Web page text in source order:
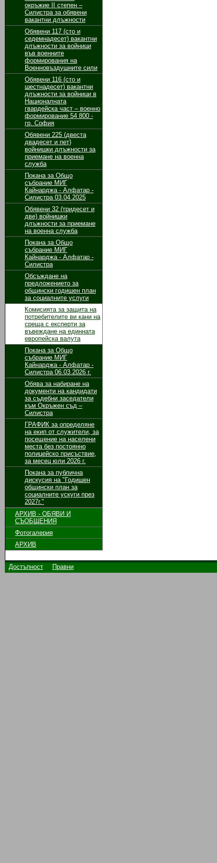
окръжие II степен –
Силистра за обявени
вакантни длъжности
Обявени 117 (сто и
седемнадесет) вакантни
длъжности за войници
във военните
формирования на
Военновъздушните сили
Обявени 116 (сто и
шестнадесет) вакантни
длъжности за войници в
Националната
гвардейска част – военно
формирование 54 800 -
гр. София
Обявени 225 (двеста
двадесет и пет)
войнишки длъжности за
приемане на военна
служба
Покана за Общо
събрание МИГ
Кайнарджа - Алфатар -
Силистра 03.04.2025
Обявени 32 (тридесет и
две) войнишки
длъжности за приемане
на военна служба
Покана за Общо
събрание МИГ
Кайнарджа - Алфатар -
Силистра
Обсъждане на
предложението за
общински годишен план
за социалните услуги
Комисията за защита на
потребителите ви кани на
среща с експерти за
въвеждане на единната
европейска валута
Покана за Общо
събрание МИГ
Кайнарджа - Алфатар -
Силистра 06.03.2026 г.
Обява за набиране на
документи на кандидати
за съдебни заседатели
към Окръжен съд –
Силистра
ГРАФИК за определяне
на екип от служители, за
посещение на населени
места без постоянно
полицейско присъствие,
за месец юли 2026 г.
Покана за публична
дискусия на "Годишен
общински план за
социалните ускуги през
2027г."
АРХИВ - ОБЯВИ И
СЪОБЩЕНИЯ
Фотогалерия
АРХИВ
Достъпност Правни